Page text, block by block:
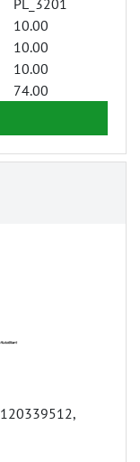
PL_3201
10.00
10.00
10.00
74.00